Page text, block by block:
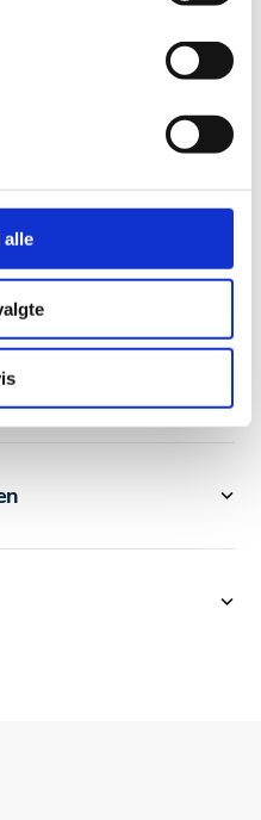
alle
Industrie